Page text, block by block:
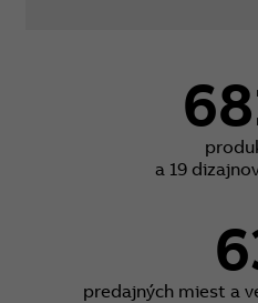
a 19
predajných miest a